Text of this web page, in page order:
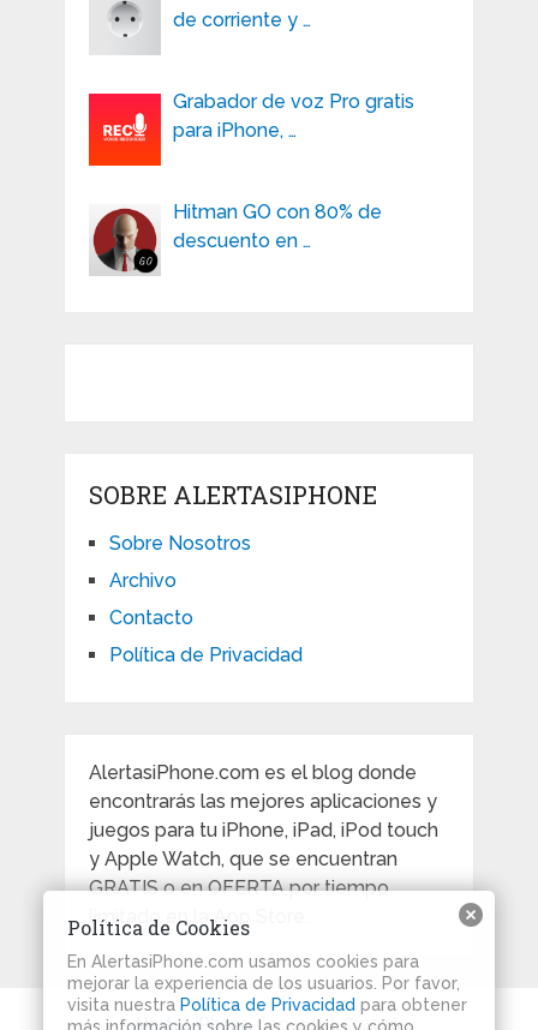
de corriente y …
Grabador de voz Pro gratis
para iPhone, …
Hitman GO con 80% de
descuento en …
SOBRE ALERTASIPHONE
Sobre Nosotros
Archivo
Contacto
Política de Privacidad
AlertasiPhone.com es el blog donde
encontrarás las mejores aplicaciones y
juegos para tu iPhone, iPad, iPod touch
y Apple Watch, que se encuentran
GRATIS o en OFERTA por tiempo
limitado en la App Store.
Alertas iPhoneCopyright © 2026.
Política de Cookies
En AlertasiPhone.com usamos cookies para
mejorar la experiencia de los usuarios. Por favor,
visita nuestra Política de Privacidad para obtener